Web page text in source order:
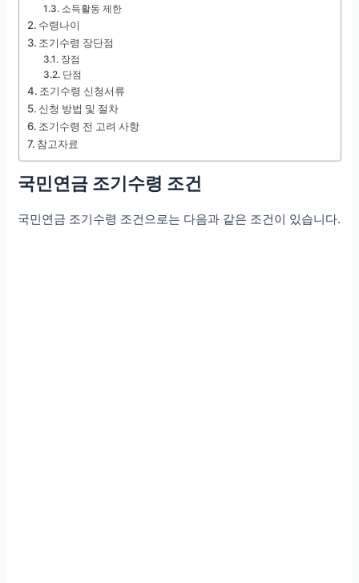
소득활동 제한
수령나이
조기수령 장단점
장점
단점
조기수령 신청서류
신청 방법 및 절차
조기수령 전 고려 사항
참고자료
국민연금 조기수령 조건
국민연금 조기수령 조건으로는 다음과 같은 조건이 있습니다.